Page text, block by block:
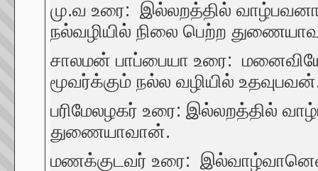
மு.வ உரை: இல்லறத்தில்
நல்வழியில் நிலை பெற்ற
சாலமன் பாப்பையா உரை:
மூவர்க்கும் நல்ல வழியில்
பரிமேலழகர் உரை: இல்லறத்தில்
துணையாவான்.
மணக்குடவர் உரை: